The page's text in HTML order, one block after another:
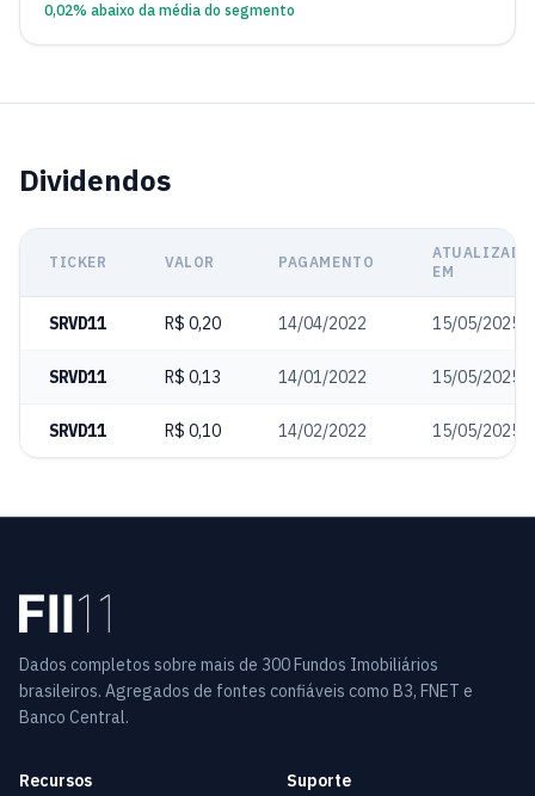
0,02% abaixo da média do segmento
Dividendos
TICKER VALOR PAGAMENTO
ATUALIZADO
EM
SRVD11 R$ 0,20 14/04/2022 15/05/2025
SRVD11 R$ 0,13 14/01/2022 15/05/2025
SRVD11 R$ 0,10 14/02/2022 15/05/2025
Dados completos sobre mais de 300 Fundos Imobiliários
brasileiros. Agregados de fontes confiáveis como B3, FNET e
Banco Central.
Recursos Suporte